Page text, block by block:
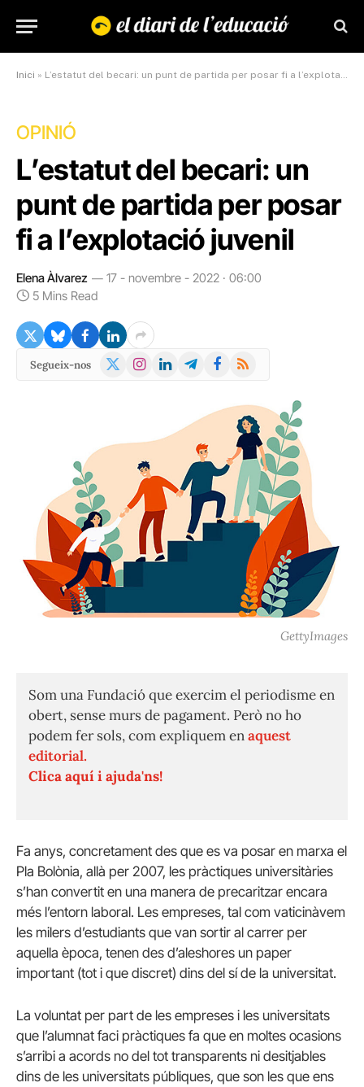
Inici » L’estatut del becari: un punt de partida per posar fi a l’explotació juvenil
OPINIÓ
L’estatut del becari: un
punt de partida per posar
fi a l’explotació juvenil
Elena Àlvarez
17 - novembre - 2022 · 06:00
5 Mins Read
Segueix-nos
X
Instagram
LinkedInTelegramFacebook
RSS
GettyImages
Som una Fundació que exercim el periodisme en
obert, sense murs de pagament. Però no ho
podem fer sols, com expliquem enaquest
editorial.
Clica aquí i ajuda'ns!
Fa anys, concretament des que es va posar en marxa el
Pla Bolònia, allà per 2007, les pràctiques universitàries
s’han convertit en una manera de precaritzar encara
més l’entorn laboral. Les empreses, tal com vaticinàvem
les milers d’estudiants que van sortir al carrer per
aquella època, tenen des d’aleshores un paper
important (tot i que discret) dins del sí de la universitat.
La voluntat per part de les empreses i les universitats
que l’alumnat faci pràctiques fa que en moltes ocasions
s’arribi a acords no del tot transparents ni desitjables
dins de les universitats públiques, que son les que ens